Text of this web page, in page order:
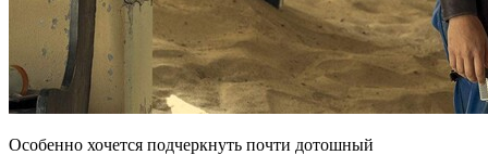
Особенно хочется подчеркнуть почти дотошный